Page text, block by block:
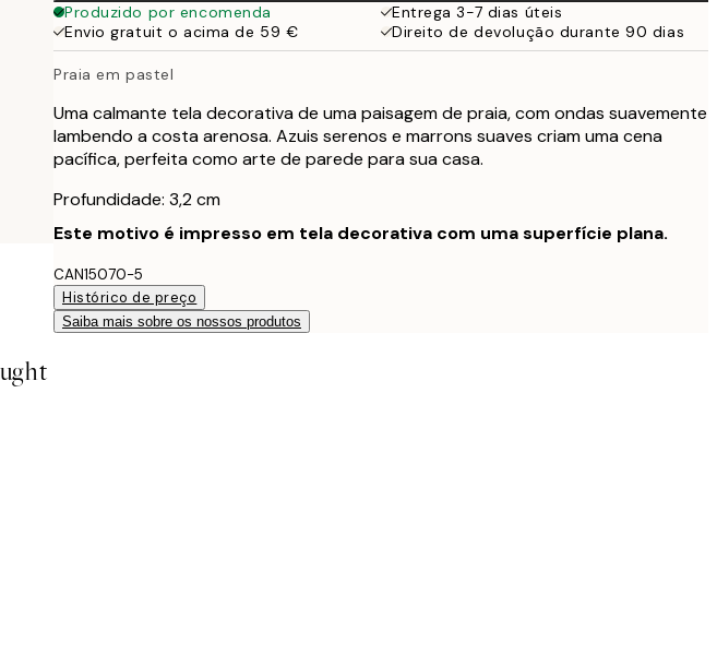
Produzido por encomenda
Entrega 3-7 dias úteis
Envio gratuit o acima de 59 €
Direito de devolução durante 90 dias
Praia em pastel
Uma calmante tela decorativa de uma paisagem de praia, com ondas suavemente
lambendo a costa arenosa. Azuis serenos e marrons suaves criam uma cena
pacífica, perfeita como arte de parede para sua casa.
Profundidade: 3,2 cm
Este motivo é impresso em tela decorativa com uma superfície plana.
CAN15070-5
Histórico de preço
Saiba mais sobre os nossos produtos